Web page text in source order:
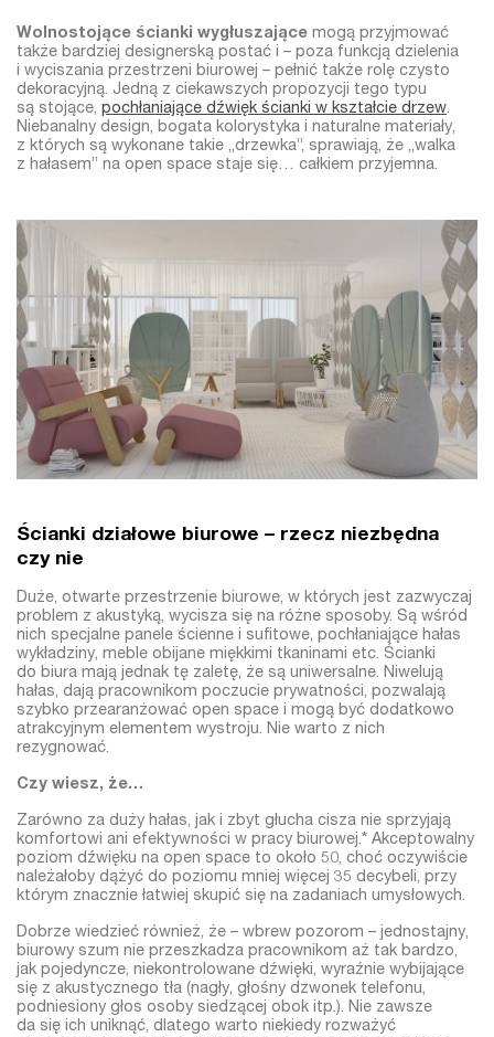
Wolnostojące ścianki wygłuszające mogą przyjmować
także bardziej designerską postać i – poza funkcją dzielenia
i wyciszania przestrzeni biurowej – pełnić także rolę czysto
dekoracyjną. Jedną z ciekawszych propozycji tego typu
są stojące, pochłaniające dźwięk ścianki w kształcie drzew.
Niebanalny design, bogata kolorystyka i naturalne materiały,
z których są wykonane takie „drzewka”, sprawiają, że „walka
z hałasem” na open space staje się… całkiem przyjemna.
Ścianki działowe biurowe – rzecz niezbędna
czy nie
Duże, otwarte przestrzenie biurowe, w których jest zazwyczaj
problem z akustyką, wycisza się na różne sposoby. Są wśród
nich specjalne panele ścienne i sufitowe, pochłaniające hałas
wykładziny, meble obijane miękkimi tkaninami etc. Ścianki
do biura mają jednak tę zaletę, że są uniwersalne. Niwelują
hałas, dają pracownikom poczucie prywatności, pozwalają
szybko przearanżować open space i mogą być dodatkowo
atrakcyjnym elementem wystroju. Nie warto z nich
rezygnować.
Czy wiesz, że…
Zarówno za duży hałas, jak i zbyt głucha cisza nie sprzyjają
komfortowi ani efektywności w pracy biurowej.* Akceptowalny
poziom dźwięku na open space to około 50, choć oczywiście
należałoby dążyć do poziomu mniej więcej 35 decybeli, przy
którym znacznie łatwiej skupić się na zadaniach umysłowych.
Dobrze wiedzieć również, że – wbrew pozorom – jednostajny,
biurowy szum nie przeszkadza pracownikom aż tak bardzo,
jak pojedyncze, niekontrolowane dźwięki, wyraźnie wybijające
się z akustycznego tła (nagły, głośny dzwonek telefonu,
podniesiony głos osoby siedzącej obok itp.). Nie zawsze
da się ich uniknąć, dlatego warto niekiedy rozważyć